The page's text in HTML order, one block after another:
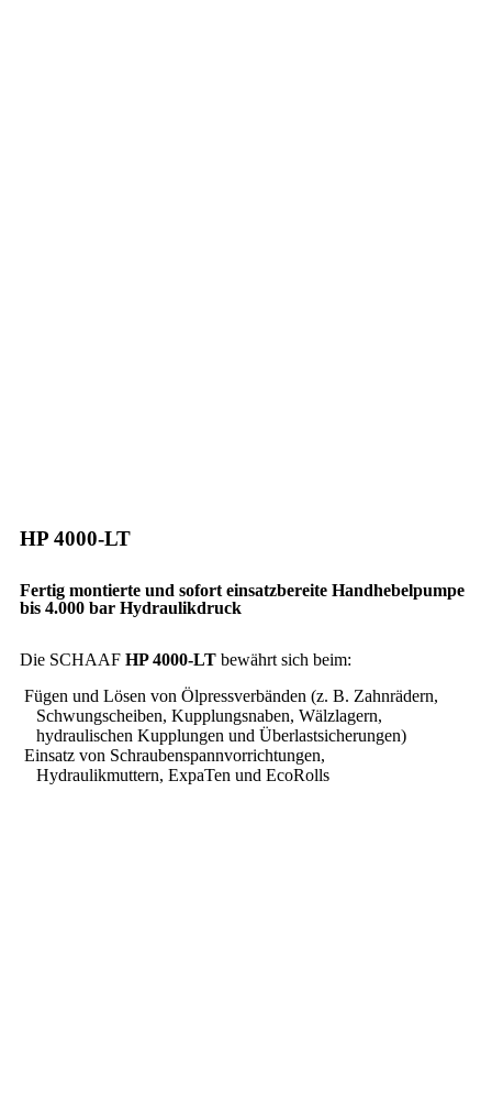
HP 4000-LT
Fertig montierte und sofort einsatzbereite Handhebelpumpe
bis 4.000 bar Hydraulikdruck
Die SCHAAF HP 4000-LT bewährt sich beim:
Fügen und Lösen von Ölpressverbänden (z. B. Zahnrädern,
Schwungscheiben, Kupplungsnaben, Wälzlagern,
hydraulischen Kupplungen und Überlastsicherungen)
Einsatz von Schraubenspannvorrichtungen,
Hydraulikmuttern, ExpaTen und EcoRolls